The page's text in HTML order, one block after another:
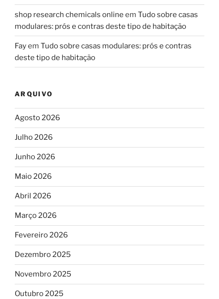
shop research chemicals online em Tudo sobre casas
modulares: prós e contras deste tipo de habitação
Fayem Tudo sobre casas modulares: prós e contras
deste tipo de habitação
ARQUIVO
Agosto 2026
Julho 2026
Junho 2026
Maio 2026
Abril 2026
Março 2026
Fevereiro 2026
Dezembro 2025
Novembro 2025
Outubro 2025